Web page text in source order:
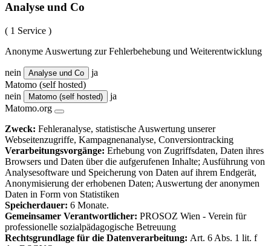
Analyse und Co
( 1 Service )
Anonyme Auswertung zur Fehlerbehebung und Weiterentwicklung
nein Analyse und Co
ja
Matomo (self hosted)
nein
Matomo (self hosted)
ja
Matomo.org
Zweck: Fehleranalyse, statistische Auswertung unserer
Webseitenzugriffe, Kampagnenanalyse, Conversiontracking
Verarbeitungsvorgänge: Erhebung von Zugriffsdaten, Daten ihres
Browsers und Daten über die aufgerufenen Inhalte; Ausführung von
Analysesoftware und Speicherung von Daten auf ihrem Endgerät,
Anonymisierung der erhobenen Daten; Auswertung der anonymen
Daten in Form von Statistiken
Speicherdauer: 6 Monate.
Gemeinsamer Verantwortlicher: PROSOZ Wien - Verein für
professionelle sozialpädagogische Betreuung
Rechtsgrundlage für die Datenverarbeitung: Art. 6 Abs. 1 lit. f